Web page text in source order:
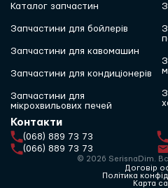
Каталог запчастин
Запчастини для бойлерів
Запчастини для кавомашин
Запчастини для кондиціонерів
Запчастини для
мікрохвильових печей
Контакти
(068) 889 73 73
(066) 889 73 73
© 2026 SerisnaDim.
Договір
Політика
Карта